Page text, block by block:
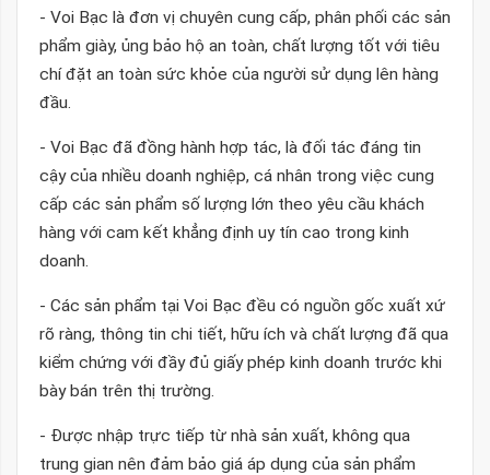
- Voi Bạc là đơn vị chuyên cung cấp, phân phối các sản
phẩm giày, ủng bảo hộ an toàn, chất lượng tốt với tiêu
chí đặt an toàn sức khỏe của người sử dụng lên hàng
đầu.
- Voi Bạc đã đồng hành hợp tác, là đối tác đáng tin
cậy của nhiều doanh nghiệp, cá nhân trong việc cung
cấp các sản phẩm số lượng lớn theo yêu cầu khách
hàng với cam kết khẳng định uy tín cao trong kinh
doanh.
- Các sản phẩm tại Voi Bạc đều có nguồn gốc xuất xứ
rõ ràng, thông tin chi tiết, hữu ích và chất lượng đã qua
kiểm chứng với đầy đủ giấy phép kinh doanh trước khi
bày bán trên thị trường.
- Được nhập trực tiếp từ nhà sản xuất, không qua
trung gian nên đảm bảo giá áp dụng của sản phẩm